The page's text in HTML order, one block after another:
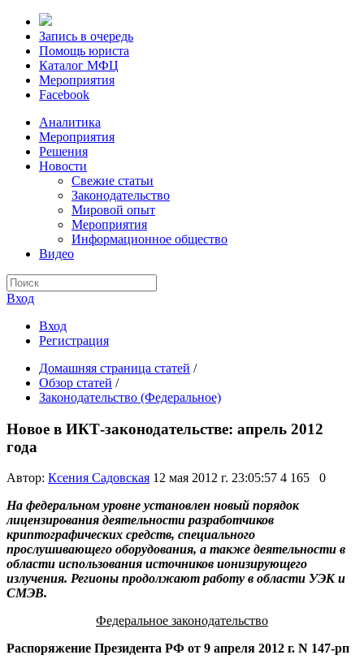
Запись в очередь
Помощь юриста
Каталог МФЦ
Мероприятия
Facebook
Аналитика
Мероприятия
Решения
Новости
Свежие статьи
Законодательство
Мировой опыт
Мероприятия
Информационное общество
Видео
Вход
Вход
Регистрация
Домашняя страница статей /
Обзор статей /
Законодательство (Федеральное)
Новое в ИКТ-законодательстве: апрель 2012
года
Автор: Ксения Садовская 12 мая 2012 г. 23:05:57 4 165 0
На федеральном уровне установлен новый порядок
лицензирования деятельности разработчиков
криптографических средств, специального
прослушивающего оборудования, а также деятельности в
области использования источников ионизирующего
излучения. Регионы продолжают работу в области УЭК и
СМЭВ.
Федеральное законодательство
Распоряжение Президента РФ от 9 апреля 2012 г. N 147-рп